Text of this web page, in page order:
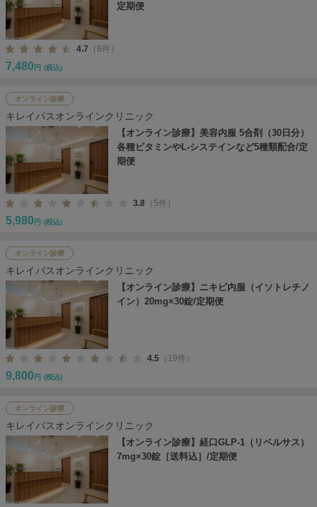
定期便
4.7 （8件）
7,480 円 (税込)
オンライン診療
キレイパスオンラインクリニック
【オンライン診療】美容内服 5合剤（30日分）
各種ビタミンやL-システインなど5種類配合/定
期便
3.8 （5件）
5,980 円 (税込)
オンライン診療
キレイパスオンラインクリニック
【オンライン診療】ニキビ内服（イソトレチノ
イン）20mg×30錠/定期便
4.5 （19件）
9,800 円 (税込)
オンライン診療
キレイパスオンラインクリニック
【オンライン診療】経口GLP-1（リベルサス）
7mg×30錠［送料込］/定期便